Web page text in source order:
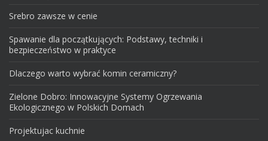
Srebro zawsze w cenie
Spawanie dla początkujących: Podstawy, techniki i
bezpieczeństwo w praktyce
Dlaczego warto wybrać komin ceramiczny?
Zielone Dobro: Innowacyjne Systemy Ogrzewania
Ekologicznego w Polskich Domach
Projektujac kuchnie